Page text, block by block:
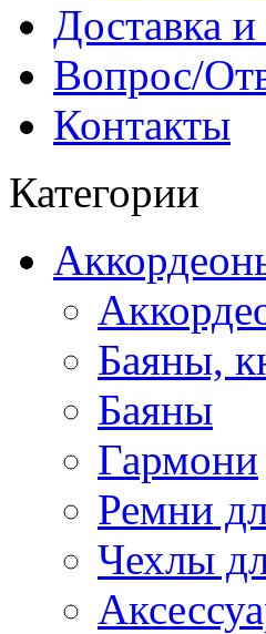
Доставка и
Вопрос/
Контакты
Категории
Баяны,
Баяны
Гармони
Ремни
Чехлы